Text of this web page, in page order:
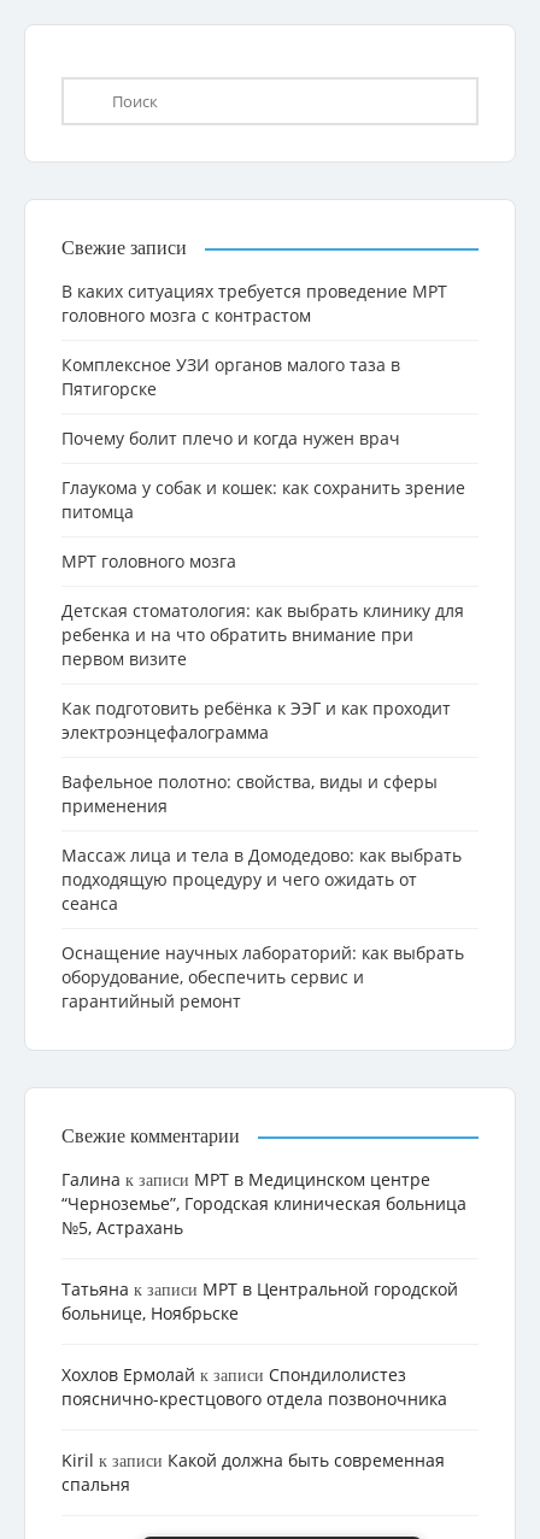
Свежие записи
В каких ситуациях требуется проведение МРТ
головного мозга с контрастом
Комплексное УЗИ органов малого таза в
Пятигорске
Почему болит плечо и когда нужен врач
Глаукома у собак и кошек: как сохранить зрение
питомца
МРТ головного мозга
Детская стоматология: как выбрать клинику для
ребенка и на что обратить внимание при
первом визите
Как подготовить ребёнка к ЭЭГ и как проходит
электроэнцефалограмма
Вафельное полотно: свойства, виды и сферы
применения
Массаж лица и тела в Домодедово: как выбрать
подходящую процедуру и чего ожидать от
сеанса
Оснащение научных лабораторий: как выбрать
оборудование, обеспечить сервис и
гарантийный ремонт
Свежие комментарии
Галина к записи МРТ в Медицинском центре
“Черноземье”, Городская клиническая больница
№5, Астрахань
Татьяна к записи МРТ в Центральной городской
больнице, Ноябрьске
Хохлов Ермолай к записи Cпондилолистез
пояснично-крестцового отдела позвоночника
Kiril к записи Какой должна быть современная
спальня